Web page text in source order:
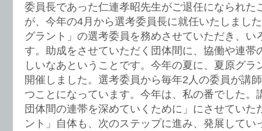
委員長であった仁連孝昭先生がご退任になられた
が、今年の4月から選考委員長に就任いたしまし
グラント」の選考委員を務めさせていただき、い
す。助成をさせていただく団体間に、協働や連帯
しいなあということです。今年の夏に、夏原グラ
開催しました。選考委員から毎年2人の委員が講
つことになっています。今年は、私の番でした。
団体間の連帯を深めていくために」にさせていた
ント」自体も、次のステップに進み、発展してい